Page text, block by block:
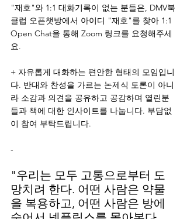
"재호"와 1:1 대화기록이 없는 분들은, DMV북
클럽 오픈챗방에서 아이디 "재호"를 찾아 1:1
Open Chat을 통해 Zoom 링크를 요청해주세
요.
+ 자유롭게 대화하는 편안한 형태의 모임입니
다. 반대와 찬성을 가르는 논제식 토론이 아니
라 소감과 의견을 공유하고 공감하며 열린분
들과 책에 대한 인사이트를 나눕니다. 부담없
이 참여 부탁드립니다.
-
"우리는 모두 고통으로부터 도
망치려 한다. 어떤 사람은 약물
을 복용하고, 어떤 사람은 방에